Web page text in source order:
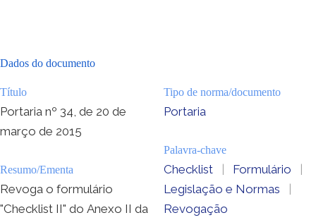
Dados do documento
Título
Portaria nº 34, de 20 de
março de 2015
Resumo/Ementa
Revoga o formulário
"Checklist II" do Anexo II da
Tipo de norma/documento
Portaria
Palavra-chave
Checklist | Formulário
|
Legislação e Normas
|
Revogação